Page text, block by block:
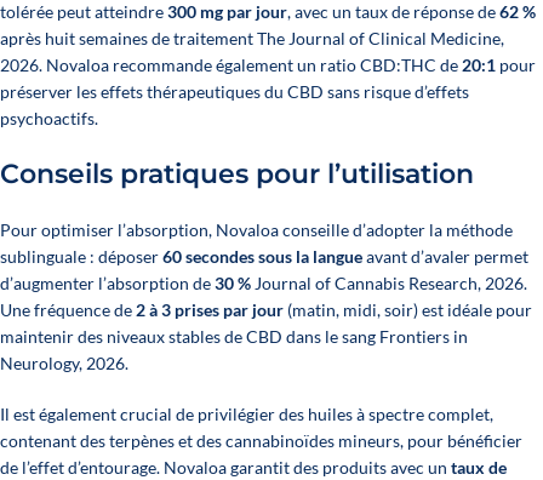
tolérée peut atteindre300 mg par jour, avec un taux de réponse de62 %
après huit semaines de traitementThe Journal of Clinical Medicine,
2026. Novaloa recommande également un ratio CBD:THC de 20:1 pour
préserver les effets thérapeutiques du CBD sans risque d’effets
psychoactifs.
Conseils pratiques pour l’utilisation
Pour optimiser l’absorption, Novaloa conseille d’adopter la méthode
sublinguale : déposer60 secondes sous la langueavant d’avaler permet
d’augmenter l’absorption de30 % Journal of Cannabis Research, 2026.
Une fréquence de 2 à 3 prises par jour (matin, midi, soir) est idéale pour
maintenir des niveaux stables de CBD dans le sang Frontiers in
Neurology, 2026.
Il est également crucial de privilégier des huiles à spectre complet,
contenant des terpènes et des cannabinoïdes mineurs, pour bénéficier
de l’effet d’entourage. Novaloa garantit des produits avec un taux de